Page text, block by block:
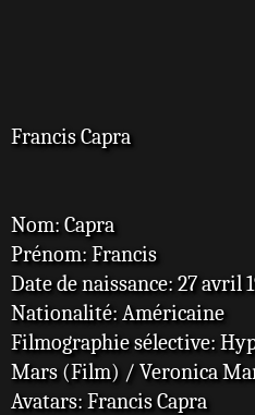
Francis Capra
Nom: Capra
Prénom: Francis
Date de naissance: 27 avril
Nationalité: Américaine
Filmographie sélective:
Mars (Film) / Veronica
Avatars: Francis Capra